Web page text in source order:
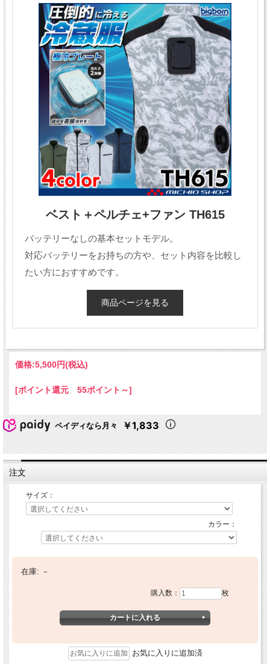
ベスト＋ペルチェ+ファン TH615
バッテリーなしの基本セットモデル。
対応バッテリーをお持ちの方や、セット内容を比較し
たい方におすすめです。
商品ページを見る
価格:5,500円(税込)
[ポイント還元 55ポイント～]
ペイディなら月々 ￥1,833
注文
サイズ：
カラー：
在庫: －
購入数： 枚
お気に入りに追加済